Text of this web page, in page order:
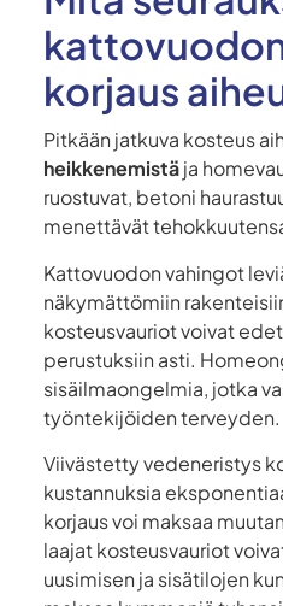
korjaus
Pitkään jatkuva kosteus
heikkenemistäja
ruostuvat, betoni
menettävät
Kattovuodon vahingot
näkymättömiin
kosteusvauriot voivat
perustuksiin asti.
sisäilmaongelmia, jotka
työntekijöiden terveyden.
Viivästetty vedeneristys
kustannuksia
korjaus voi maksaa
laajat kosteusvauriot
uusimisen ja sisätilojen